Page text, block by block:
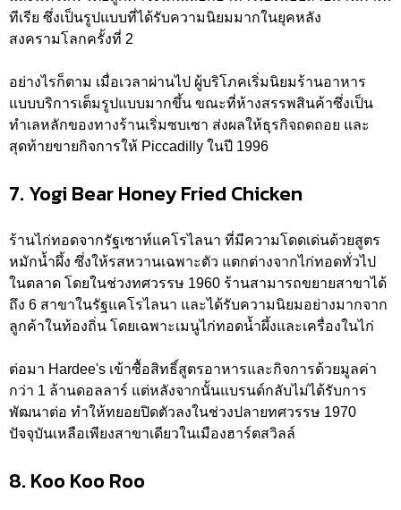
ทีเรีย ซึ่งเป็นรูปแบบที่ได้รับความนิยมมากในยุคหลัง
สงครามโลกครั้งที่ 2
อย่างไรก็ตาม เมื่อเวลาผ่านไป ผู้บริโภคเริ่มนิยมร้านอาหาร
แบบบริการเต็มรูปแบบมากขึ้น ขณะที่ห้างสรรพสินค้าซึ่งเป็น
ทำเลหลักของทางร้านเริ่มซบเซา ส่งผลให้ธุรกิจถดถอย และ
สุดท้ายขายกิจการให้ Piccadilly ในปี 1996
7. Yogi Bear Honey Fried Chicken
ร้านไก่ทอดจากรัฐเซาท์แคโรไลนา ที่มีความโดดเด่นด้วยสูตร
หมักน้ำผึ้ง ซึ่งให้รสหวานเฉพาะตัว แตกต่างจากไก่ทอดทั่วไป
ในตลาด โดยในช่วงทศวรรษ 1960 ร้านสามารถขยายสาขาได้
ถึง 6 สาขาในรัฐแคโรไลนา และได้รับความนิยมอย่างมากจาก
ลูกค้าในท้องถิ่น โดยเฉพาะเมนูไก่ทอดน้ำผึ้งและเครื่องในไก่
ต่อมา Hardee's เข้าซื้อสิทธิ์สูตรอาหารและกิจการด้วยมูลค่า
กว่า 1 ล้านดอลลาร์ แต่หลังจากนั้นแบรนด์กลับไม่ได้รับการ
พัฒนาต่อ ทำให้ทยอยปิดตัวลงในช่วงปลายทศวรรษ 1970
ปัจจุบันเหลือเพียงสาขาเดียวในเมืองฮาร์ตสวิลล์
8. Koo Koo Roo